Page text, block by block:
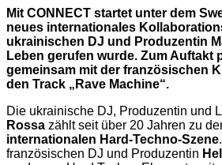
Mit CONNECT startet unter dem
neues internationales
ukrainischen DJ und Produzentin
Leben gerufen wurde. Zum Auftakt
gemeinsam mit der französischen
den Track „Rave Machine“.
Die ukrainische DJ, Produzentin und
Rossa zählt seit über 20 Jahren zu
internationalen Hard-Techno-Szene
französischen DJ und Produzentin